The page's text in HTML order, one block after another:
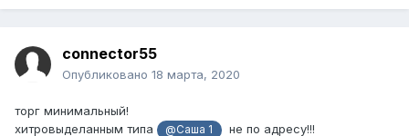
connector55
Опубликовано 18 марта, 2020
торг минимальный!
хитровыделанным типа
@Саша 1 не по адресу!!!